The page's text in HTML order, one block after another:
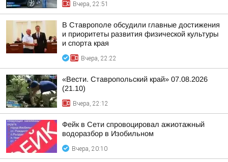
Вчера, 22:51
В Ставрополе обсудили главные достижения
и приоритеты развития физической культуры
и спорта края
Вчера, 22:22
«Вести. Ставропольский край» 07.08.2026
(21.10)
Вчера, 22:12
Фейк в Сети спровоцировал ажиотажный
водоразбор в Изобильном
Вчера, 20:10